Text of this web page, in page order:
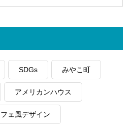
SDGs みやこ町
アメリカンハウス
ェ風デザイン